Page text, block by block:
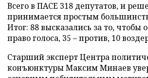
Всего в ПАСЕ 318 депутатов, и
принимается простым
Итог: 88 высказались за то, чтобы
право голоса, 35 – против, 10
Старший эксперт Центра
конъюнктуры Максим Минаев